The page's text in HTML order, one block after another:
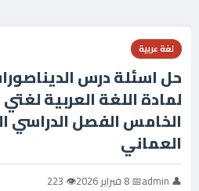
لغة عربية
حل اسئلة درس
لمادة اللغة العربية
الخامس الفصل الدراسي
العماني
👤 admin 📅 8 فبراير 2026 👁 223